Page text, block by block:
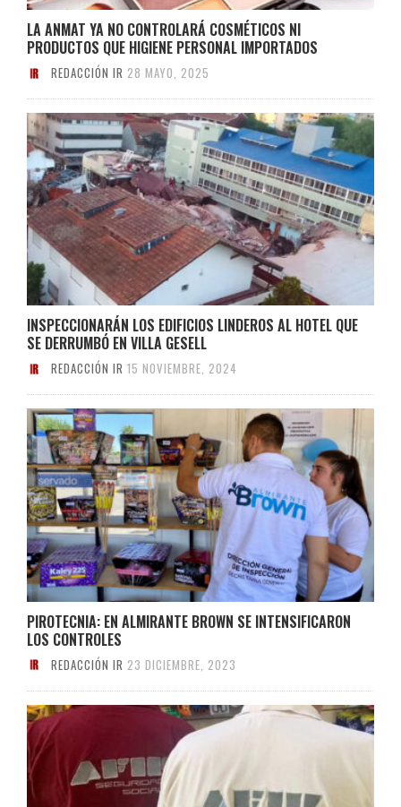
LA ANMAT YA NO CONTROLARÁ COSMÉTICOS NI
PRODUCTOS QUE HIGIENE PERSONAL IMPORTADOS
REDACCIÓN IR 28 MAYO, 2025
INSPECCIONARÁN LOS EDIFICIOS LINDEROS AL HOTEL QUE
SE DERRUMBÓ EN VILLA GESELL
REDACCIÓN IR 15 NOVIEMBRE, 2024
PIROTECNIA: EN ALMIRANTE BROWN SE INTENSIFICARON
LOS CONTROLES
REDACCIÓN IR 23 DICIEMBRE, 2023